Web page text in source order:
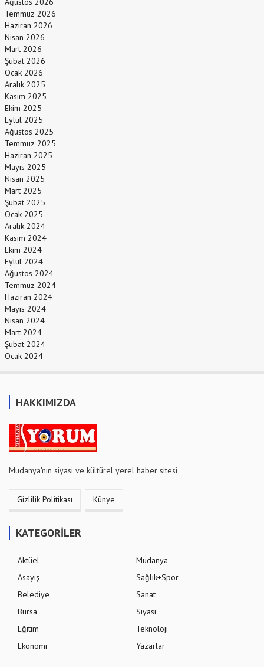
Temmuz 2026
Haziran 2026
Nisan 2026
Mart 2026
Şubat 2026
Ocak 2026
Aralık 2025
Kasım 2025
Ekim 2025
Eylül 2025
Ağustos 2025
Temmuz 2025
Haziran 2025
Mayıs 2025
Nisan 2025
Mart 2025
Şubat 2025
Ocak 2025
Aralık 2024
Kasım 2024
Ekim 2024
Eylül 2024
Ağustos 2024
Temmuz 2024
Haziran 2024
Mayıs 2024
Nisan 2024
Mart 2024
Şubat 2024
Ocak 2024
HAKKIMIZDA
Mudanya'nın siyasi ve kültürel yerel haber sitesi
Gizlilik Politikası Künye
KATEGORİLER
Aktüel
Asayiş
Belediye
Bursa
Eğitim
Ekonomi
Mudanya
Sağlık+Spor
Sanat
Siyasi
Teknoloji
Yazarlar